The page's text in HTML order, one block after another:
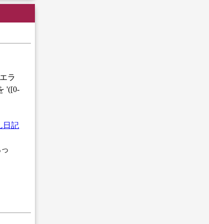
ラ
'([0-
日記